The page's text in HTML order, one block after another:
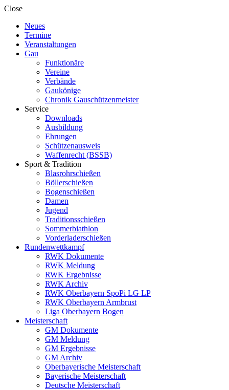
Close
Neues
Termine
Veranstaltungen
Gau
Funktionäre
Vereine
Verbände
Gaukönige
Chronik Gauschützenmeister
Service
Downloads
Ausbildung
Ehrungen
Schützenausweis
Waffenrecht (BSSB)
Sport & Tradition
Blasrohrschießen
Böllerschießen
Bogenschießen
Damen
Jugend
Traditionsschießen
Sommerbiathlon
Vorderladerschießen
Rundenwettkampf
RWK Dokumente
RWK Meldung
RWK Ergebnisse
RWK Archiv
RWK Oberbayern SpoPi LG LP
RWK Oberbayern Armbrust
Liga Oberbayern Bogen
Meisterschaft
GM Dokumente
GM Meldung
GM Ergebnisse
GM Archiv
Oberbayerische Meisterschaft
Bayerische Meisterschaft
Deutsche Meisterschaft